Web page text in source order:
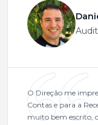
O Direção me
Contas e para a
muito bem escrito,